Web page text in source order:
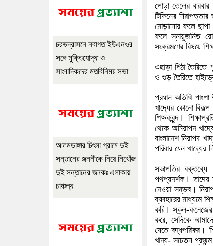
পোড়া তেলের বারবার
টিফিনের
মোড়ানোর ফলে ছাপা
ফলে স্নায়ুজনিত
সংক্রমণের বিষয়ে
এছাড়া পিঠা তৈরিতে
ও গুড় তৈরিতে
প্রধান অতিথি
খাদ্যের কোনো
শিক্ষকবৃন্দ।
থেকে অনিরাপদ
বাংলাদেশ নিরাপদ
পরিবার যেন খাদ্যের
সভাপতির বক্তব্যে
পথপ্রদর্শক। তাদের
দেওয়া সম্ভব।
ব্যবহারের মাধ্যমে
করি। স্কুল-কলেজের
করে, সেদিকে
যেতে বদ্ধপরিকর।
খাদ্য- সচেতন
চরভদ্রাসনে নবাগত ইউএনওর
সঙ্গে মুক্তিযোদ্ধা ও
সাংবাদিকদের মতবিনিময় সভা
আলমডাঙ্গার চিৎলা গ্রামে দুই
সন্তানের জননীকে নিয়ে নিখোঁজ
দুই সন্তানের জনকঃ এলাকায়
চাঞ্চল্য